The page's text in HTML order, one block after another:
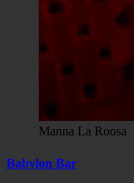
Manna La Roosa
Babylon Bar